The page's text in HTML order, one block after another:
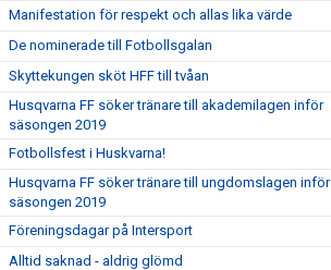
Manifestation för respekt och allas lika värde
De nominerade till Fotbollsgalan
Skyttekungen sköt HFF till tvåan
Husqvarna FF söker tränare till akademilagen inför
säsongen 2019
Fotbollsfest i Huskvarna!
Husqvarna FF söker tränare till ungdomslagen inför
säsongen 2019
Föreningsdagar på Intersport
Alltid saknad - aldrig glömd